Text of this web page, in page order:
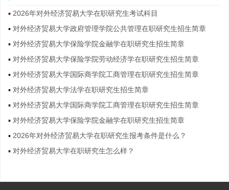
2026年对外经济贸易大学在职研究生考试科目
对外经济贸易大学政府管理学院公共管理在职研究生招生简章
对外经济贸易大学保险学院金融学在职研究生招生简章
对外经济贸易大学保险学院劳动经济学在职研究生招生简章
对外经济贸易大学国际商学院工商管理在职研究生招生简章
对外经济贸易大学法学在职研究生招生简章
对外经济贸易大学国际商学院工商管理在职研究生招生简章
对外经济贸易大学保险学院金融学在职研究生招生简章
2026年对外经济贸易大学在职研究生报考条件是什么？
对外经济贸易大学在职研究生怎么样？